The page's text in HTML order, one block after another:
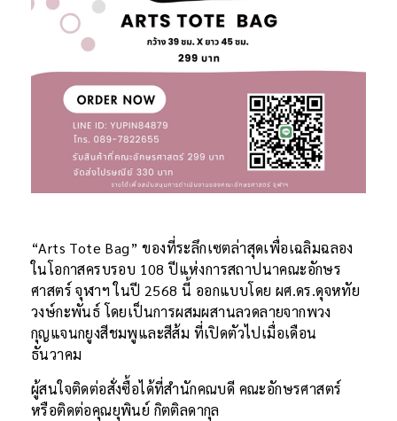
“Arts Tote Bag” ของที่ระลึกเซตล่าสุดเพื่อเฉลิมฉลอง
ในโอกาสครบรอบ 108 ปีแห่งการสถาปนาคณะอักษร
ศาสตร์ จุฬาฯ ในปี 2568 นี้ ออกแบบโดย ผศ.ดร.ดุจหทัย
วงษ์กะพันธ์ โดยเป็นการผสมผสานลวดลายจากพวง
กุญแจนกยูงสีชมพูและสีส้ม ที่เปิดตัวไปเมื่อเดือน
ธันวาคม
ผู้สนใจติดต่อสั่งซื้อได้ที่สำนักคณบดี คณะอักษรศาสตร์
หรือติดต่อคุณยุพินย์ กิตติลดากุล